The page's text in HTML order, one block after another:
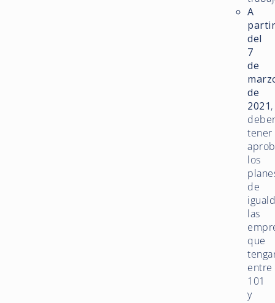
A
del
7
de
de
2021,
tener
los
de
las
que
entre
101
y